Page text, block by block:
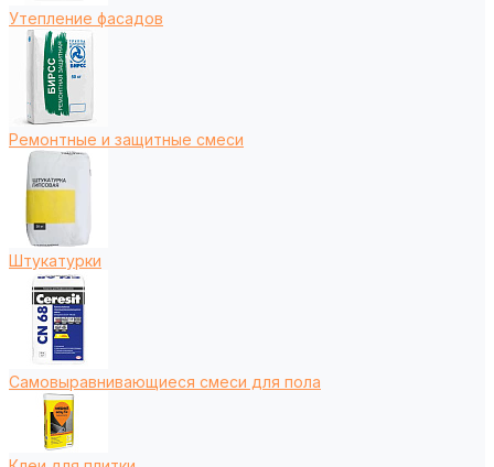
Утепление фасадов
Ремонтные и защитные смеси
Штукатурки
Самовыравнивающиеся смеси для пола